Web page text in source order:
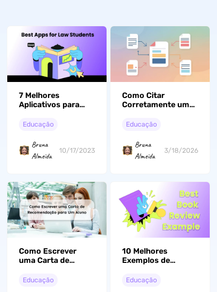
7 Melhores
Aplicativos para
Direito Que Você
Educação
Bruna
Almeida
10/17/2023
Como Citar
Corretamente um
Um Guia Prático
Educação
Bruna
Almeida
3/18/2026
Como Escrever
uma Carta de
para Um Aluno:
Educação
10 Melhores
Exemplos de
para Estudantes
Educação